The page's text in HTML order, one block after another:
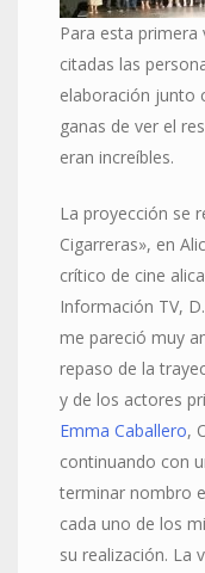
Para esta
citadas las
elaboración junto
ganas de ver el
eran increíbles.
La proyección se
Cigarreras», en
crítico de cine
Información TV,
me pareció muy
repaso de la
y de los actores
Emma Caballero,
continuando con
terminar nombro
cada uno de los
su realización. La